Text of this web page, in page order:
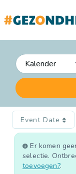
naar
Select search
Event Date
Er komen
selectie.
toevoegen?.